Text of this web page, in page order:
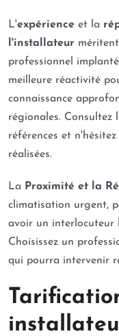
L'expérience et la
l'installateur
professionnel
meilleure réactivité
connaissance
régionales. Consultez
références et
réalisées.
La Proximité et la
climatisation urgent,
avoir un interlocuteur
Choisissez un
qui pourra intervenir